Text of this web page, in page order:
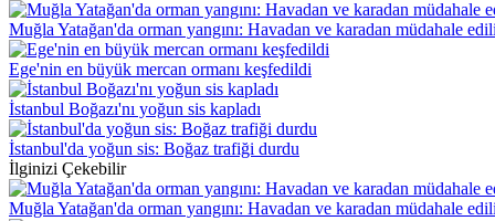
Muğla Yatağan'da orman yangını: Havadan ve karadan müdahale
Ege'nin en büyük mercan ormanı keşfedildi
İstanbul Boğazı'nı yoğun sis kapladı
İstanbul'da yoğun sis: Boğaz trafiği durdu
İlginizi Çekebilir
Muğla Yatağan'da orman yangını: Havadan ve karadan müdahale